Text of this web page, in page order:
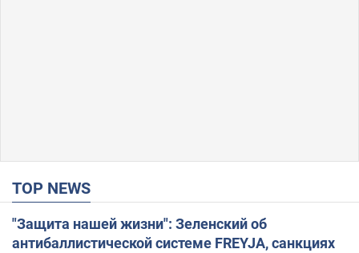
TOP NEWS
"Защита нашей жизни": Зеленский об
антибаллистической системе FREYJA, санкциях